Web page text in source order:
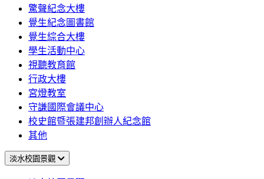
驚聲紀念大樓
覺生紀念圖書館
覺生綜合大樓
學生活動中心
視聽教育館
行政大樓
宮燈教室
守謙國際會議中心
校史館暨張建邦創辦人紀念館
其他
淡水校園景觀